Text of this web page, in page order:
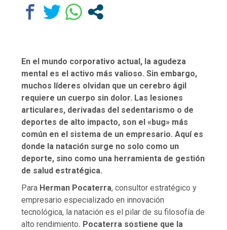
En el mundo corporativo actual, la agudeza
mental es el activo más valioso. Sin embargo,
muchos líderes olvidan que un cerebro ágil
requiere un cuerpo sin dolor. Las lesiones
articulares, derivadas del sedentarismo o de
deportes de alto impacto, son el «bug» más
común en el sistema de un empresario. Aquí es
donde la natación surge no solo como un
deporte, sino como una herramienta de gestión
de salud estratégica.
Para Herman Pocaterra, consultor estratégico y
empresario especializado en innovación
tecnológica, la natación es el pilar de su filosofía de
alto rendimiento. Pocaterra sostiene que la